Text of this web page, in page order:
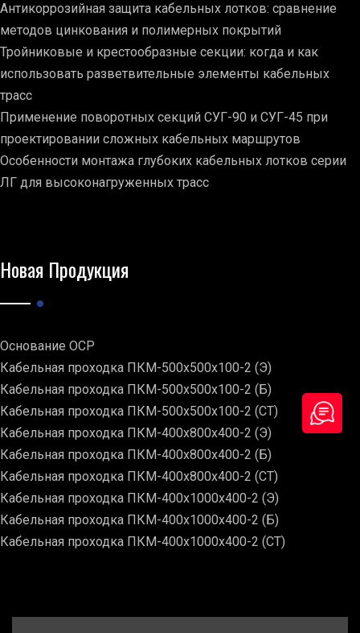
Антикоррозийная защита кабельных лотков: сравнение
методов цинкования и полимерных покрытий
Тройниковые и крестообразные секции: когда и как
использовать разветвительные элементы кабельных
трасс
Применение поворотных секций СУГ-90 и СУГ-45 при
проектировании сложных кабельных маршрутов
Особенности монтажа глубоких кабельных лотков серии
ЛГ для высоконагруженных трасс
Новая Продукция
Основание ОСР
Кабельная проходка ПКМ-500х500х100-2 (Э)
Кабельная проходка ПКМ-500х500х100-2 (Б)
Кабельная проходка ПКМ-500х500х100-2 (СТ)
Кабельная проходка ПКМ-400х800х400-2 (Э)
Кабельная проходка ПКМ-400х800х400-2 (Б)
Кабельная проходка ПКМ-400х800х400-2 (СТ)
Кабельная проходка ПКМ-400х1000х400-2 (Э)
Кабельная проходка ПКМ-400х1000х400-2 (Б)
Кабельная проходка ПКМ-400х1000х400-2 (СТ)